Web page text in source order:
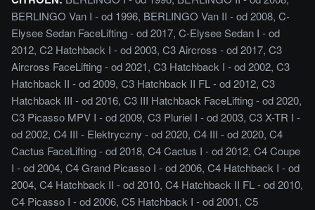
BERLINGO Van I - od 1996, BERLINGO Van II - od 2008, C-
Elysee Sedan FaceLifting - od 2017, C-Elysee Sedan I - od
2012, C2 Hatchback I - od 2003, C3 Aircross - od 2017, C3
Aircross FaceLifting - od 2021, C3 Hatchback I - od 2002, C3
Hatchback II - od 2009, C3 Hatchback II FL - od 2012, C3
Hatchback III - od 2016, C3 III Hatchback FaceLifting - od 2020,
C3 Picasso MPV I - od 2009, C3 Pluriel I - od 2003, C3 X-TR I -
od 2002, C4 III - Elektryczny - od 2020, C4 III - od 2020, C4
Cactus FaceLifting - od 2018, C4 Cactus I - od 2012, C4 Coupe
I - od 2004, C4 Grand Picasso I - od 2006, C4 Hatchback I - od
2004, C4 Hatchback II - od 2010, C4 Hatchback II FL - od 2010,
C4 Picasso I - od 2006, C5 Hatchback I - od 2001, C5